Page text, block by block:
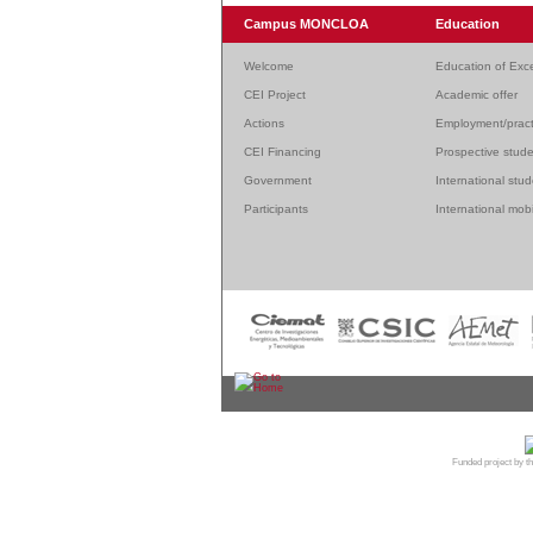
Campus MONCLOA Education
Welcome Education of
CEI Project Academic offer
Actions Employment/
CEI Financing Prospective
Government International
Participants International
Funded project by